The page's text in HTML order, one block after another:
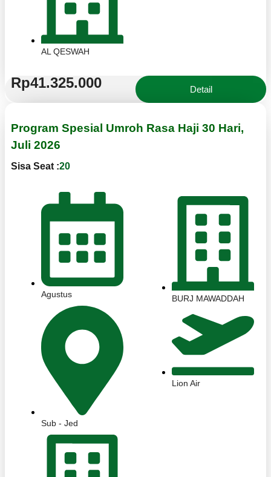
AL QESWAH
Rp41.325.000 Detail
Program Spesial Umroh Rasa Haji 30 Hari,
Juli 2026
Sisa Seat :20
Agustus
Sub - Jed
BURJ MAWADDAH
Lion Air